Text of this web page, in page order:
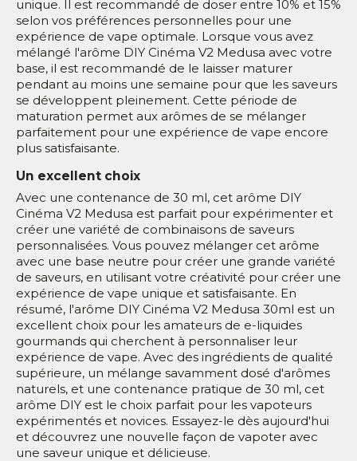
unique. Il est recommandé de doser entre 10% et 15%
selon vos préférences personnelles pour une
expérience de vape optimale. Lorsque vous avez
mélangé l'arôme DIY Cinéma V2 Medusa avec votre
base, il est recommandé de le laisser maturer
pendant au moins une semaine pour que les saveurs
se développent pleinement. Cette période de
maturation permet aux arômes de se mélanger
parfaitement pour une expérience de vape encore
plus satisfaisante.
Un excellent choix
Avec une contenance de 30 ml, cet arôme DIY
Cinéma V2 Medusa est parfait pour expérimenter et
créer une variété de combinaisons de saveurs
personnalisées. Vous pouvez mélanger cet arôme
avec une base neutre pour créer une grande variété
de saveurs, en utilisant votre créativité pour créer une
expérience de vape unique et satisfaisante. En
résumé, l'arôme DIY Cinéma V2 Medusa 30ml est un
excellent choix pour les amateurs de e-liquides
gourmands qui cherchent à personnaliser leur
expérience de vape. Avec des ingrédients de qualité
supérieure, un mélange savamment dosé d'arômes
naturels, et une contenance pratique de 30 ml, cet
arôme DIY est le choix parfait pour les vapoteurs
expérimentés et novices. Essayez-le dès aujourd'hui
et découvrez une nouvelle façon de vapoter avec
une saveur unique et délicieuse.